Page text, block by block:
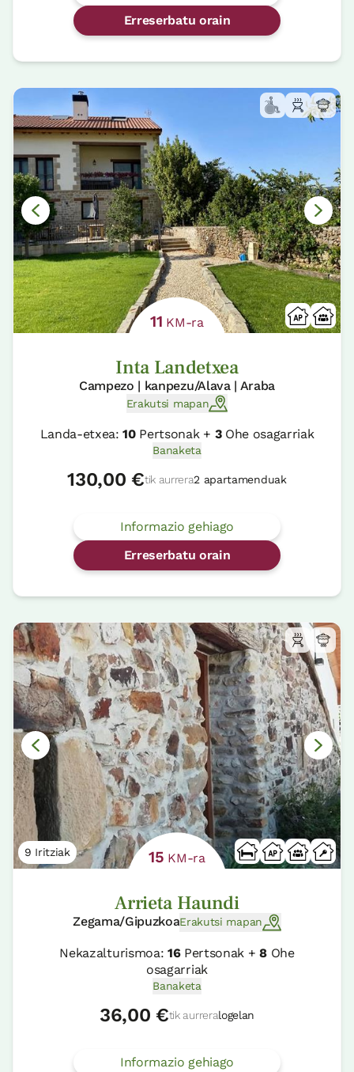
Erreserbatu orain
11 KM-ra
Inta Landetxea
Campezo | kanpezu/Alava | Araba
Erakutsi mapan
Landa-etxea:10Pertsonak + 3Ohe osagarriak
Banaketa
130,00 €tik aurrera2 apartamenduak
Informazio gehiago
Erreserbatu orain
9 Iritziak 15 KM-ra
Arrieta Haundi
Zegama/GipuzkoaErakutsi mapan
Nekazalturismoa: 16Pertsonak +8Ohe
osagarriak
Banaketa
36,00 €tik aurreralogelan
Informazio gehiago